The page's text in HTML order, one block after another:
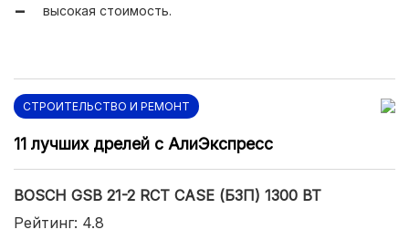
высокая стоимость.
СТРОИТЕЛЬСТВО И РЕМОНТ
11 лучших дрелей с АлиЭкспресс
BOSCH GSB 21-2 RCT CASE (БЗП) 1300 ВТ
Рейтинг: 4.8